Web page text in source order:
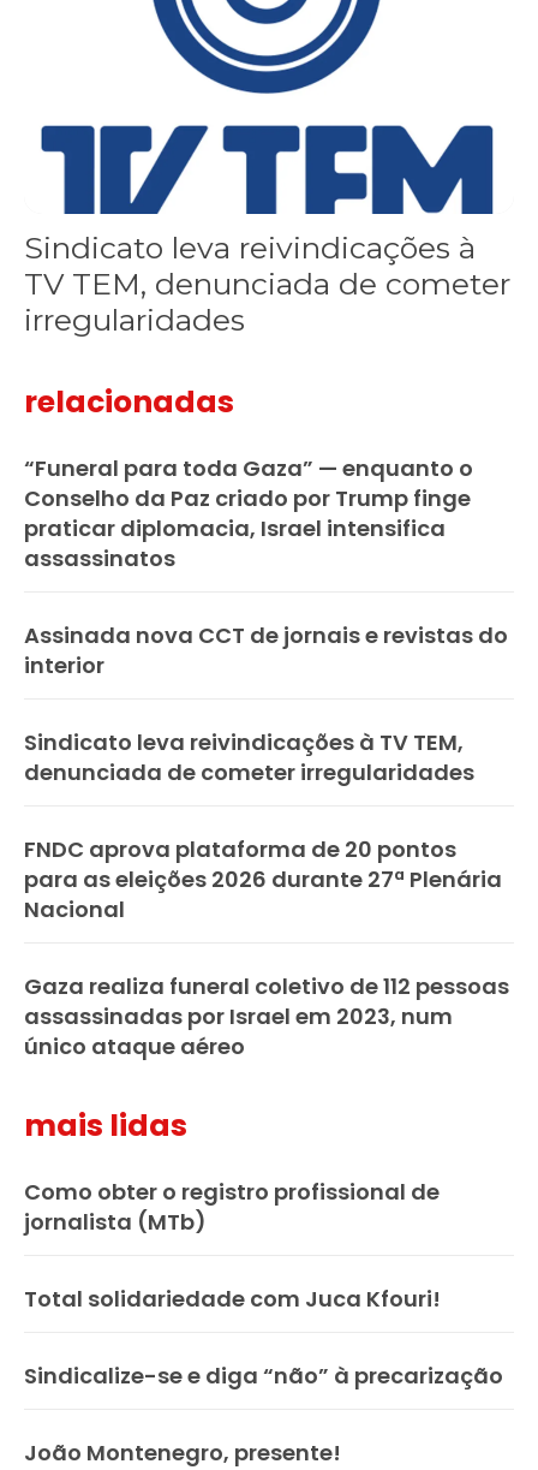
Sindicato leva reivindicações à
TV TEM, denunciada de cometer
irregularidades
relacionadas
“Funeral para toda Gaza” — enquanto o
Conselho da Paz criado por Trump finge
praticar diplomacia, Israel intensifica
assassinatos
Assinada nova CCT de jornais e revistas do
interior
Sindicato leva reivindicações à TV TEM,
denunciada de cometer irregularidades
FNDC aprova plataforma de 20 pontos
para as eleições 2026 durante 27ª Plenária
Nacional
Gaza realiza funeral coletivo de 112 pessoas
assassinadas por Israel em 2023, num
único ataque aéreo
mais lidas
Como obter o registro profissional de
jornalista (MTb)
Total solidariedade com Juca Kfouri!
Sindicalize-se e diga “não” à precarização
João Montenegro, presente!